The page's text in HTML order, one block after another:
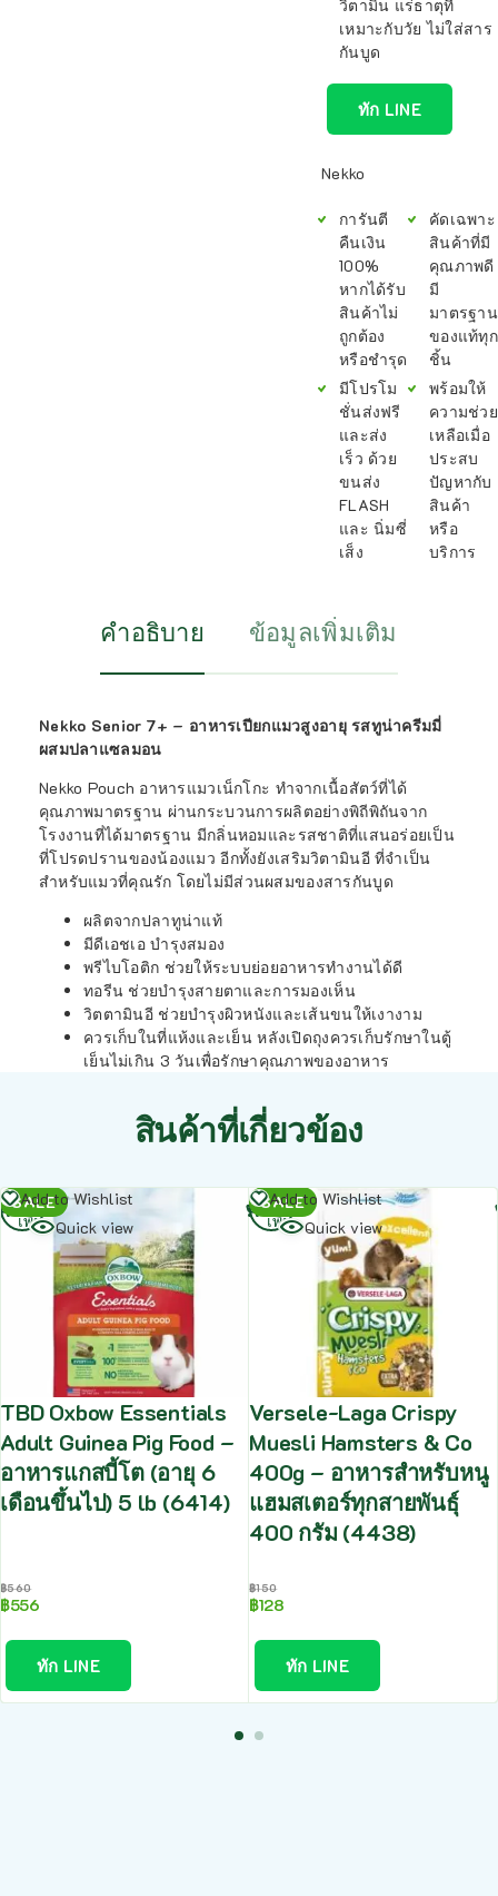
วิตามิน แร่ธาตุที่
เหมาะกับวัย ไม่ใส่สาร
กันบูด
ทัก LINE
Nekko
การันตี
คืนเงิน
100%
หากได้รับ
สินค้าไม่
ถูกต้อง
หรือชำรุด
มีโปรโม
ชั่นส่งฟรี
และส่ง
เร็ว ด้วย
ขนส่ง
FLASH
และ นิ่มซี่
เส็ง
คัดเฉพาะ
สินค้าที่มี
คุณภาพดี
มี
มาตรฐาน
ของแท้ทุก
ชิ้น
พร้อมให้
ความช่วย
เหลือเมื่อ
ประสบ
ปัญหากับ
สินค้า
หรือ
บริการ
คำอธิบาย ข้อมูลเพิ่มเติม
Nekko Senior 7+ – อาหารเปียกแมวสูงอายุ รสทูน่าครีมมี่
ผสมปลาแซลมอน
Nekko Pouch อาหารแมวเน็กโกะ ทำจากเนื้อสัตว์ที่ได้
คุณภาพมาตรฐาน ผ่านกระบวนการผลิตอย่างพิถีพิถันจาก
โรงงานที่ได้มาตรฐาน มีกลิ่นหอมและรสชาติที่แสนอร่อยเป็น
ที่โปรดปรานของน้องแมว อีกทั้งยังเสริมวิตามินอี ที่จำเป็น
สำหรับแมวที่คุณรัก โดยไม่มีส่วนผสมของสารกันบูด
ผลิตจากปลาทูน่าแท้
มีดีเอชเอ บำรุงสมอง
พรีไบโอติก ช่วยให้ระบบย่อยอาหารทำงานได้ดี
ทอรีน ช่วยบำรุงสายตาและการมองเห็น
วิตตามินอี ช่วยบำรุงผิวหนังและเส้นขนให้เงางาม
ควรเก็บในที่แห้งและเย็น หลังเปิดถุงควรเก็บรักษาในตู้
เย็นไม่เกิน 3 วันเพื่อรักษาคุณภาพของอาหาร
สินค้าที่เกี่ยวข้อง
SALE
Add to Wishlist
Quick view
TBD Oxbow Essentials
Adult Guinea Pig Food –
อาหารแกสบี้โต (อายุ 6
เดือนขึ้นไป) 5 lb (6414)
฿560
฿556
ทัก LINE
อ่าน
เพิ่ม
SALE
Add to Wishlist
Quick view
Versele-Laga Crispy
Muesli Hamsters & Co
400g – อาหารสำหรับหนู
แฮมสเตอร์ทุกสายพันธุ์
400 กรัม (4438)
฿150
฿128
ทัก LINE
อ่าน
เพิ่ม